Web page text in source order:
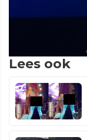
Lees ook